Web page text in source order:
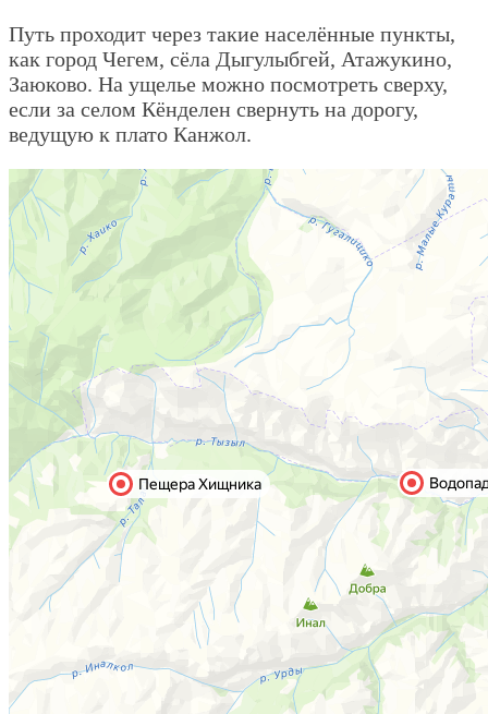
Путь проходит через такие населённые пункты,
как город Чегем, сёла Дыгулыбгей, Атажукино,
Заюково. На ущелье можно посмотреть сверху,
если за селом Кёнделен свернуть на дорогу,
ведущую к плато Канжол.